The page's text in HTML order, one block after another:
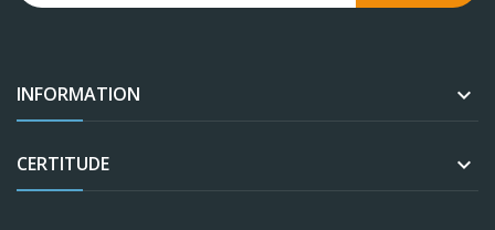
INFORMATION 
CERTITUDE 